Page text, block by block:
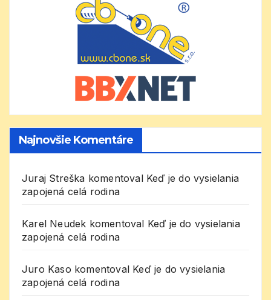
Najnovšie Komentáre
Juraj Streška komentoval Keď je do vysielania
zapojená celá rodina
Karel Neudek komentoval Keď je do vysielania
zapojená celá rodina
Juro Kaso komentoval Keď je do vysielania
zapojená celá rodina